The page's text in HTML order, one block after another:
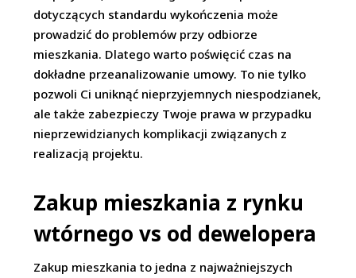
dotyczących standardu wykończenia może
prowadzić do problemów przy odbiorze
mieszkania. Dlatego warto poświęcić czas na
dokładne przeanalizowanie umowy. To nie tylko
pozwoli Ci uniknąć nieprzyjemnych niespodzianek,
ale także zabezpieczy Twoje prawa w przypadku
nieprzewidzianych komplikacji związanych z
realizacją projektu.
Zakup mieszkania z rynku
wtórnego vs od dewelopera
Zakup mieszkania to jedna z najważniejszych